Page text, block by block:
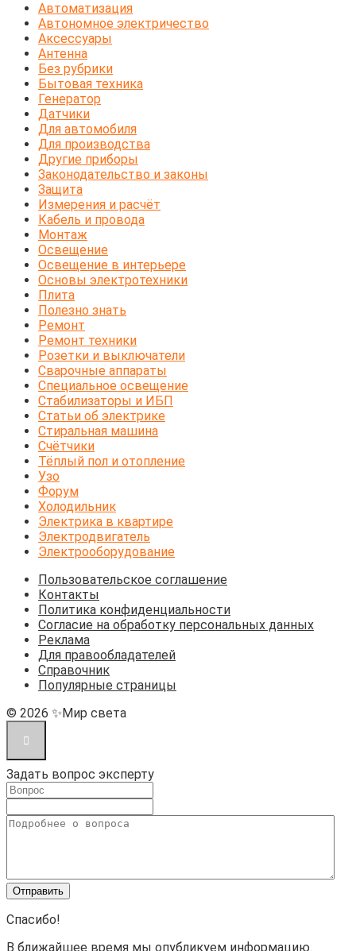
Автоматизация
Автономное электричество
Аксессуары
Антенна
Без рубрики
Бытовая техника
Генератор
Датчики
Для автомобиля
Для производства
Другие приборы
Законодательство и законы
Защита
Измерения и расчёт
Кабель и провода
Монтаж
Освещение
Освещение в интерьере
Основы электротехники
Плита
Полезно знать
Ремонт
Ремонт техники
Розетки и выключатели
Сварочные аппараты
Специальное освещение
Стабилизаторы и ИБП
Статьи об электрике
Стиральная машина
Счётчики
Тёплый пол и отопление
Узо
Форум
Холодильник
Электрика в квартире
Электродвигатель
Электрооборудование
Пользовательское соглашение
Контакты
Политика конфиденциальности
Согласие на обработку персональных данных
Реклама
Для правообладателей
Справочник
Популярные страницы
© 2026 ✨Мир света
Задать вопрос эксперту
Спасибо!
В ближайшее время мы опубликуем информацию.